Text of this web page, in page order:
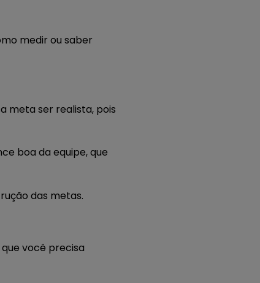
medir ou saber
meta ser realista, pois
boa da equipe, que
das metas.
você precisa